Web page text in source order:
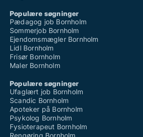
Populære søgninger
Pædagog job Bornholm
Sommerjob Bornholm
Ejendomsmægler Bornholm
Lidl Bornholm
Frisør Bornholm
Maler Bornholm
Populære søgninger
Ufaglært job Bornholm
Scandic Bornholm
Apoteker på Bornholm
Psykolog Bornholm
Fysioterapeut Bornholm
Rengøring Bornholm